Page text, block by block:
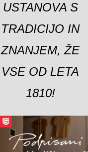
USTANOVA S
TRADICIJO IN
ZNANJEM, ŽE
VSE OD LETA
1810!